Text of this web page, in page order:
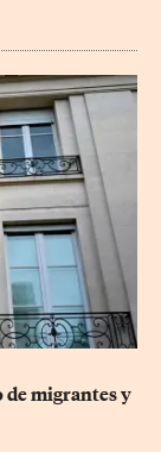
de migrantes y